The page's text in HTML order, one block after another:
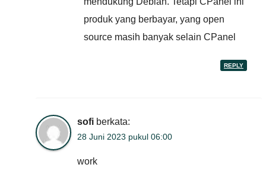
produk yang berbayar, yang open
source masih banyak selain CPanel
REPLY
sofi berkata:
28 Juni 2023 pukul 06:00
work